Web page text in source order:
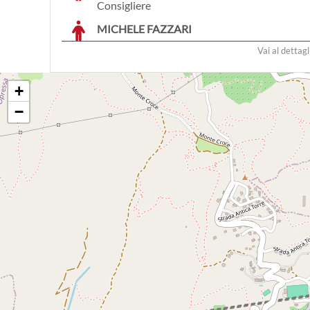
Consigliere
MICHELE FAZZARI
Consigliere
ANTONELLO LORENZO GANDOLFO
Consigliere
MARINO PIO LANZA
SALVIO AUGUSTO SIGISMONDI
Consigliere
VALERIO VOMERO
Consigliere
Vai al
+
−